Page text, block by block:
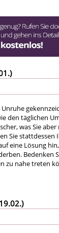
den täglichen
was Sie
Sie
eine Lösung
Bedenken
zu nahe treten